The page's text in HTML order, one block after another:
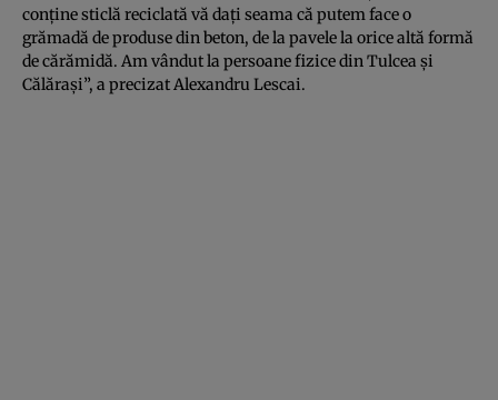
conţine sticlă reciclată vă daţi seama că putem face o
grămadă de produse din beton, de la pavele la orice altă formă
de cărămidă. Am vândut la persoane fizice din Tulcea şi
Călăraşi”, a precizat Alexandru Lescai.